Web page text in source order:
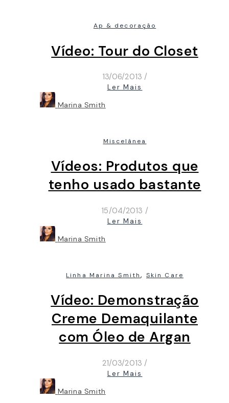
Ap & decoração
Vídeo: Tour do Closet
13/06/2013 /
Ler Mais
Marina Smith
Miscelânea
Vídeos: Produtos que
tenho usado bastante
15/04/2013 /
Ler Mais
Marina Smith
Linha Marina Smith, Skin Care
Vídeo: Demonstração
Creme Demaquilante
com Óleo de Argan
21/03/2013 /
Ler Mais
Marina Smith